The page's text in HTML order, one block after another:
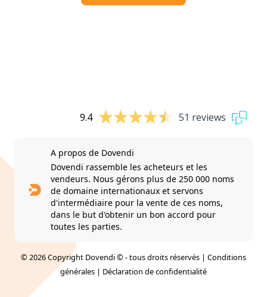
9.4 51 reviews
A propos de Dovendi
Dovendi rassemble les acheteurs et les
vendeurs. Nous gérons plus de 250 000 noms
de domaine internationaux et servons
d'intermédiaire pour la vente de ces noms,
dans le but d'obtenir un bon accord pour
toutes les parties.
© 2026 Copyright Dovendi © - tous droits réservés | Conditions
générales | Déclaration de confidentialité